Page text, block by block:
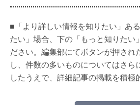
■「より詳しい情報を知りたい」あ
たい」場合、下の「もっと知りたい
ださい。編集部にてボタンが押され
し、件数の多いものについてはさら
したうえで、詳細記事の掲載を積極